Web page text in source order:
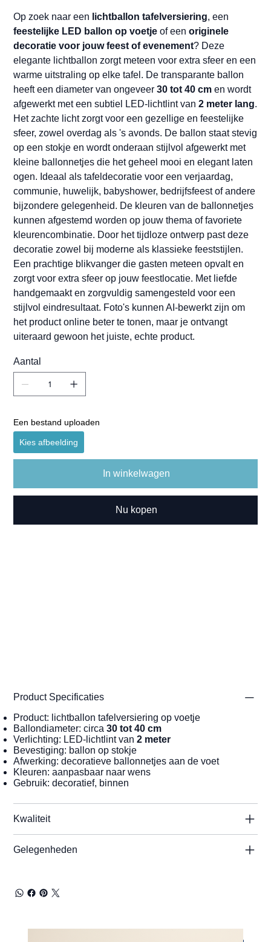
Op zoek naar een lichtballon tafelversiering, een
feestelijke LED ballon op voetje of eenoriginele
decoratie voor jouw feest of evenement? Deze
elegante lichtballon zorgt meteen voor extra sfeer en een
warme uitstraling op elke tafel. De transparante ballon
heeft een diameter van ongeveer30 tot 40 cm en wordt
afgewerkt met een subtiel LED-lichtlint van2 meter lang.
Het zachte licht zorgt voor een gezellige en feestelijke
sfeer, zowel overdag als 's avonds. De ballon staat stevig
op een stokje en wordt onderaan stijlvol afgewerkt met
kleine ballonnetjes die het geheel mooi en elegant laten
ogen. Ideaal als tafeldecoratie voor een verjaardag,
communie, huwelijk, babyshower, bedrijfsfeest of andere
bijzondere gelegenheid. De kleuren van de ballonnetjes
kunnen afgestemd worden op jouw thema of favoriete
kleurencombinatie. Door het tijdloze ontwerp past deze
decoratie zowel bij moderne als klassieke feeststijlen.
Een prachtige blikvanger die gasten meteen opvalt en
zorgt voor extra sfeer op jouw feestlocatie. Met liefde
handgemaakt en zorgvuldig samengesteld voor een
stijlvol eindresultaat. Foto's kunnen AI-bewerkt zijn om
het product online beter te tonen, maar je ontvangt
uiteraard gewoon het juiste, echte product.
Aantal
Een bestand uploaden
Kies afbeelding
In winkelwagen
Nu kopen
Product Specificaties
Product: lichtballon tafelversiering op voetje
Ballondiameter: circa30 tot 40 cm
Verlichting: LED-lichtlint van2 meter
Bevestiging: ballon op stokje
Afwerking: decoratieve ballonnetjes aan de voet
Kleuren: aanpasbaar naar wens
Gebruik: decoratief, binnen
Kwaliteit
Gelegenheden